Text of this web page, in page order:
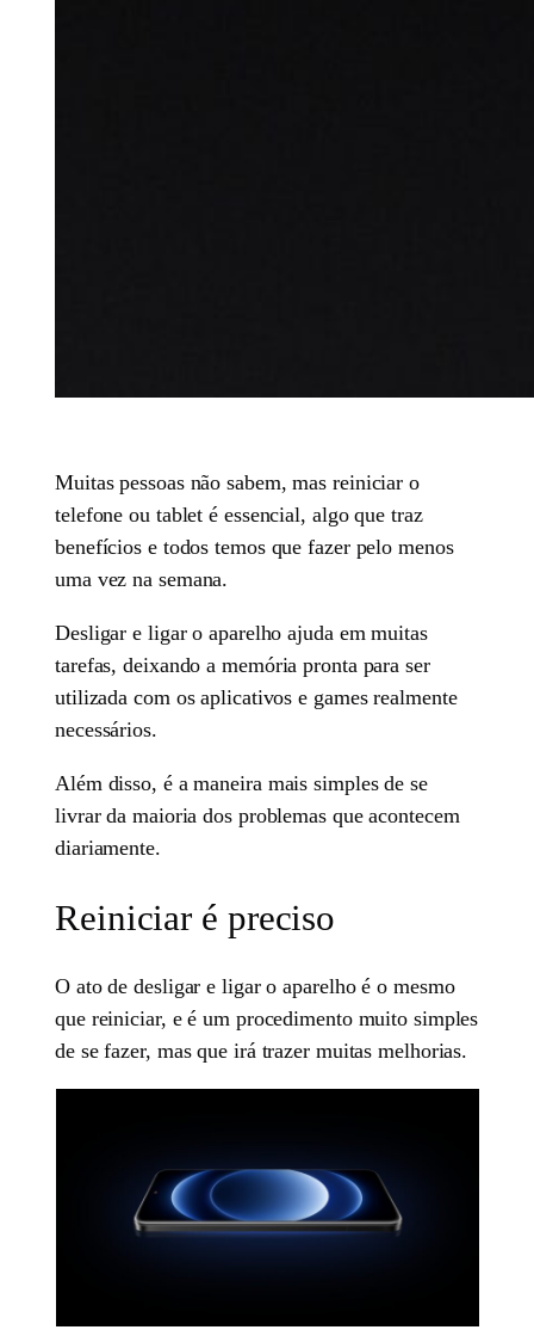
Muitas pessoas não sabem, mas reiniciar o
telefone ou tablet é essencial, algo que traz
benefícios e todos temos que fazer pelo menos
uma vez na semana.
Desligar e ligar o aparelho ajuda em muitas
tarefas, deixando a memória pronta para ser
utilizada com os aplicativos e games realmente
necessários.
Além disso, é a maneira mais simples de se
livrar da maioria dos problemas que acontecem
diariamente.
Reiniciar é preciso
O ato de desligar e ligar o aparelho é o mesmo
que reiniciar, e é um procedimento muito simples
de se fazer, mas que irá trazer muitas melhorias.